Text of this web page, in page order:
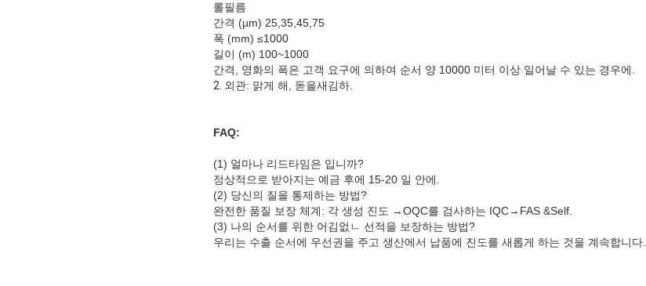
롤필름
간격 (µm) 25,35,45,75
폭 (mm) ≤1000
길이 (m) 100~1000
간격, 영화의 폭은 고객 요구에 의하여 순서 양 10000 미터 이상 일어날 수 있는 경우에.
2. 외관: 맑게 해, 돋을새김하.
FAQ:
(1) 얼마나 리드타임은 입니까?
정상적으로 받아지는 예금 후에 15-20 일 안에.
(2) 당신의 질을 통제하는 방법?
완전한 품질 보장 체계: 각 생성 진도 →OQC를 검사하는 IQC→FAS &Self.
(3) 나의 순서를 위한 어김없ㄴ 선적을 보장하는 방법?
우리는 수출 순서에 우선권을 주고 생산에서 납품에 진도를 새롭게 하는 것을 계속합니다.